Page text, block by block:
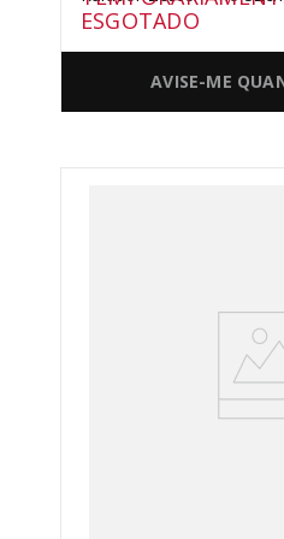
ESGOTADO
AVISE-ME